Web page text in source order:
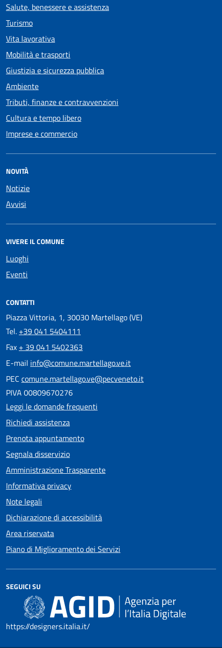
Salute, benessere e assistenza
Turismo
Vita lavorativa
Mobilità e trasporti
Giustizia e sicurezza pubblica
Ambiente
Tributi, finanze e contravvenzioni
Cultura e tempo libero
Imprese e commercio
NOVITÀ
Notizie
Avvisi
VIVERE IL COMUNE
Luoghi
Eventi
CONTATTI
Piazza Vittoria, 1, 30030 Martellago (VE)
Tel. +39 041 5404111
Fax + 39 041 5402363
E-mail info@comune.martellago.ve.it
PEC comune.martellago.ve@pecveneto.it
PIVA 00809670276
Leggi le domande frequenti
Richiedi assistenza
Prenota appuntamento
Segnala disservizio
Amministrazione Trasparente
Informativa privacy
Note legali
Dichiarazione di accessibilità
Area riservata
Piano di Miglioramento dei Servizi
SEGUICI SU
https://designers.italia.it/